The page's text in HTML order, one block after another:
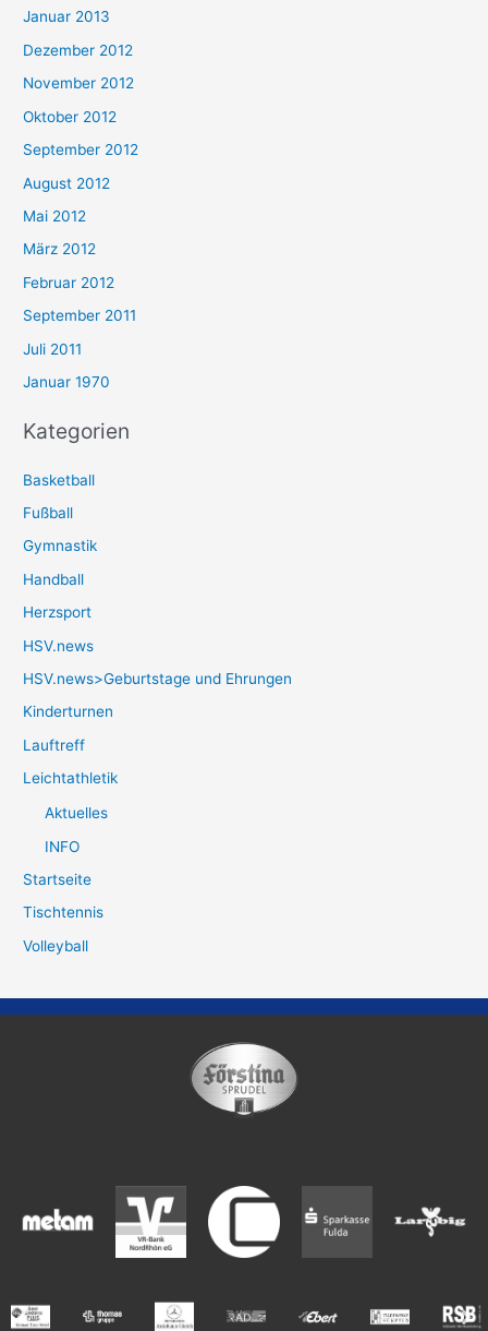
Januar 2013
Dezember 2012
November 2012
Oktober 2012
September 2012
August 2012
Mai 2012
März 2012
Februar 2012
September 2011
Juli 2011
Januar 1970
Kategorien
Basketball
Fußball
Gymnastik
Handball
Herzsport
HSV.news
HSV.news>Geburtstage und Ehrungen
Kinderturnen
Lauftreff
Leichtathletik
Aktuelles
INFO
Startseite
Tischtennis
Volleyball